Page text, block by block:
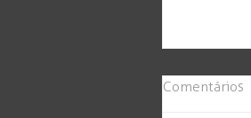
Comentários